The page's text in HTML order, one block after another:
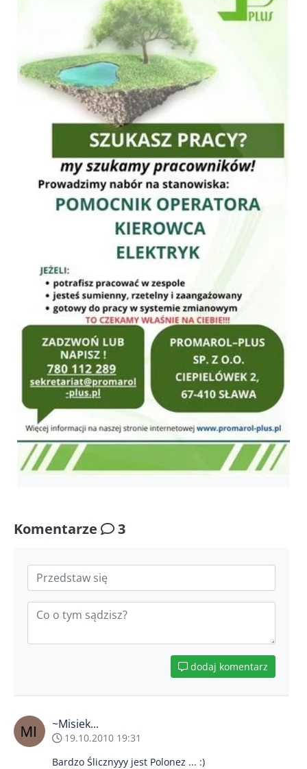
Komentarze 3
dodaj komentarz
~Misiek...
19.10.2010 19:31
Bardzo Ślicznyyy jest Polonez ... :)